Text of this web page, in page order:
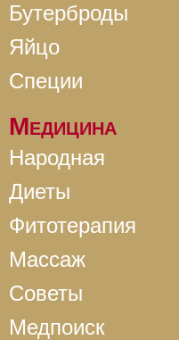
Бутерброды
Яйцо
Специи
Медицина
Народная
Диеты
Фитотерапия
Массаж
Советы
Медпоиск